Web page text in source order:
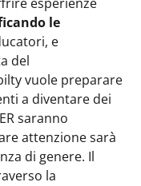
le
e
del
vuole preparare
a diventare dei
saranno
attenzione sarà
di genere. Il
la